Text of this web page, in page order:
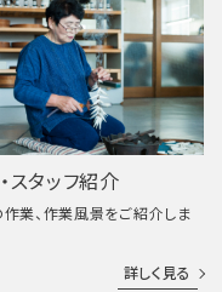
スタッフ紹介
作業、作業風景をご紹介しま
詳しく見る